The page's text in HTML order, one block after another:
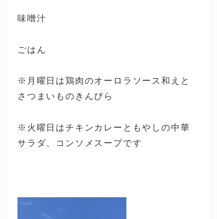
味噌汁
ごはん
※月曜日は鶏肉のオーロラソース和えと
さつまいものきんぴら
※火曜日はチキンカレーともやしの中華
サラダ、コンソメスープです